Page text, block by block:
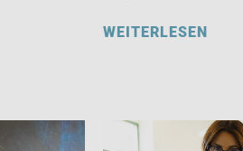
WEITERLESEN